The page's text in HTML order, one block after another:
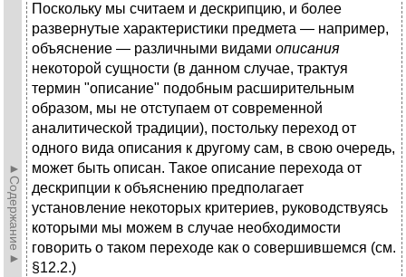
►Содержание►
Поскольку мы считаем и дескрипцию, и более
развернутые характеристики предмета — например,
объяснение — различными видами описания
некоторой сущности (в данном случае, трактуя
термин "описание" подобным расширительным
образом, мы не отступаем от современной
аналитической традиции), постольку переход от
одного вида описания к другому сам, в свою очередь,
может быть описан. Такое описание перехода от
дескрипции к объяснению предполагает
установление некоторых критериев, руководствуясь
которыми мы можем в случае необходимости
говорить о таком переходе как о совершившемся (см.
§12.2.)